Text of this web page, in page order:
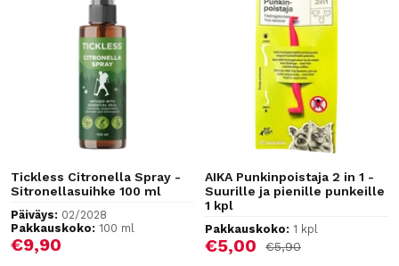
Tickless Citronella Spray -
Sitronellasuihke 100 ml
Päiväys: 02/2028
Pakkauskoko: 100 ml
Alennushinta
€9,90
AIKA Punkinpoistaja 2 in 1 -
Suurille ja pienille punkeille
1 kpl
Pakkauskoko: 1 kpl
Alennushinta
€5,00 Normaalihinta
€5,90